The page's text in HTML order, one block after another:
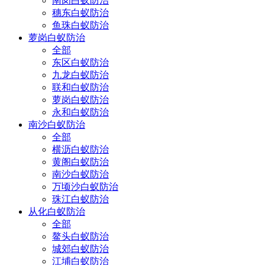
穗东白蚁防治
鱼珠白蚁防治
萝岗白蚁防治
全部
东区白蚁防治
九龙白蚁防治
联和白蚁防治
萝岗白蚁防治
永和白蚁防治
南沙白蚁防治
全部
横沥白蚁防治
黄阁白蚁防治
南沙白蚁防治
万顷沙白蚁防治
珠江白蚁防治
从化白蚁防治
全部
鳌头白蚁防治
城郊白蚁防治
江埔白蚁防治